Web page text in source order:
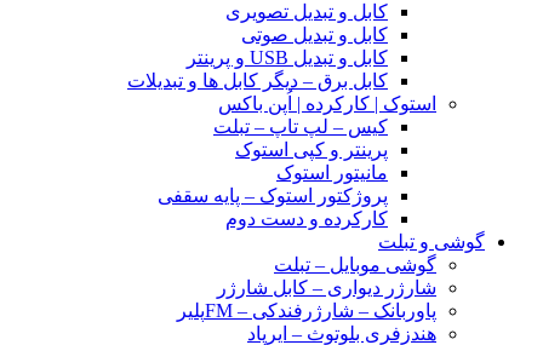
کابل و تبدیل تصویری
کابل و تبدیل صوتی
کابل و تبدیل USB و پرینتر
کابل برق – دیگر کابل ها و تبدیلات
استوک | کارکرده | اُپن باکس
کیس – لپ تاپ – تبلت
پرینتر و کپی استوک
مانیتور استوک
پروژکتور استوک – پایه سقفی
کارکرده و دست دوم
گوشی و تبلت
گوشی موبایل – تبلت
شارژر دیواری – کابل شارژر
پاوربانک – شارژرفندکی – FMپلیر
هندزفری بلوتوث – ایرپاد